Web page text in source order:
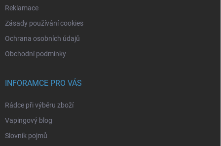
Reklamace
Zásady používání cookies
Ochrana osobních údajů
Obchodní podmínky
INFORAMCE PRO VÁS
Rádce při výběru zboží
Vapingový blog
Slovník pojmů